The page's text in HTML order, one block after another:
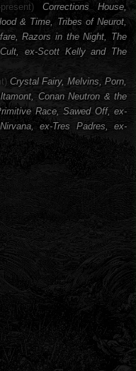
Corrections House,
& Time, Tribes of Neurot,
Razors in the Night, The
ex-Scott Kelly and The
Crystal Fairy, Melvins, Porn,
Conan Neutron & the
Race, Sawed Off, ex-
ex-Tres Padres, ex-